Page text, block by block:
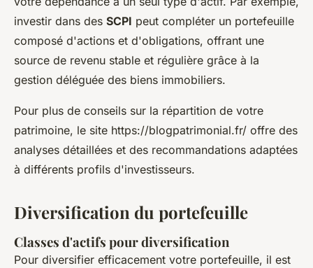
investir dans des SCPI peut compléter un portefeuille
composé d'actions et d'obligations, offrant une
source de revenu stable et régulière grâce à la
gestion déléguée des biens immobiliers.
Pour plus de conseils sur la répartition de votre
patrimoine, le site https://blogpatrimonial.fr/ offre des
analyses détaillées et des recommandations adaptées
à différents profils d'investisseurs.
Diversification du portefeuille
Classes d'actifs pour diversification
Pour diversifier efficacement votre portefeuille, il est